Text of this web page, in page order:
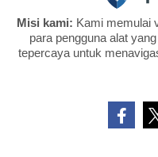
Misi kami: Kami memulai
para pengguna alat
tepercaya untuk